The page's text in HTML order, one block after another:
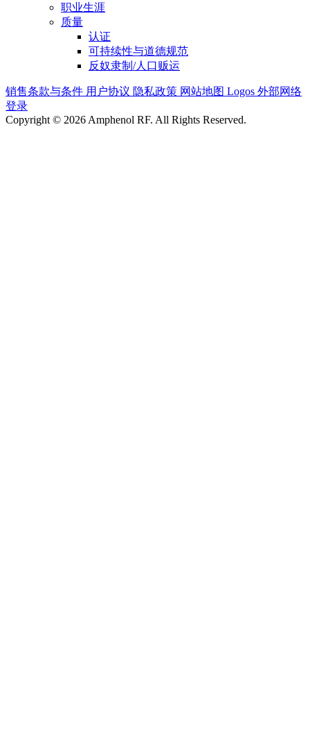
职业生涯
质量
认证
可持续性与道德规范
反奴隶制/人口贩运
销售条款与条件 用户协议 隐私政策 网站地图 Logos 外部网络
登录
Copyright © 2026 Amphenol RF. All Rights Reserved.